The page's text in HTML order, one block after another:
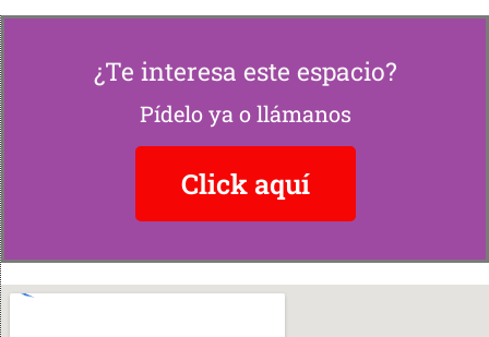
¿Te interesa este espacio?
Pídelo ya o llámanos
Click aquí